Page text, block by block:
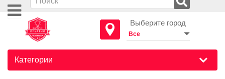
Выберите город
Категории